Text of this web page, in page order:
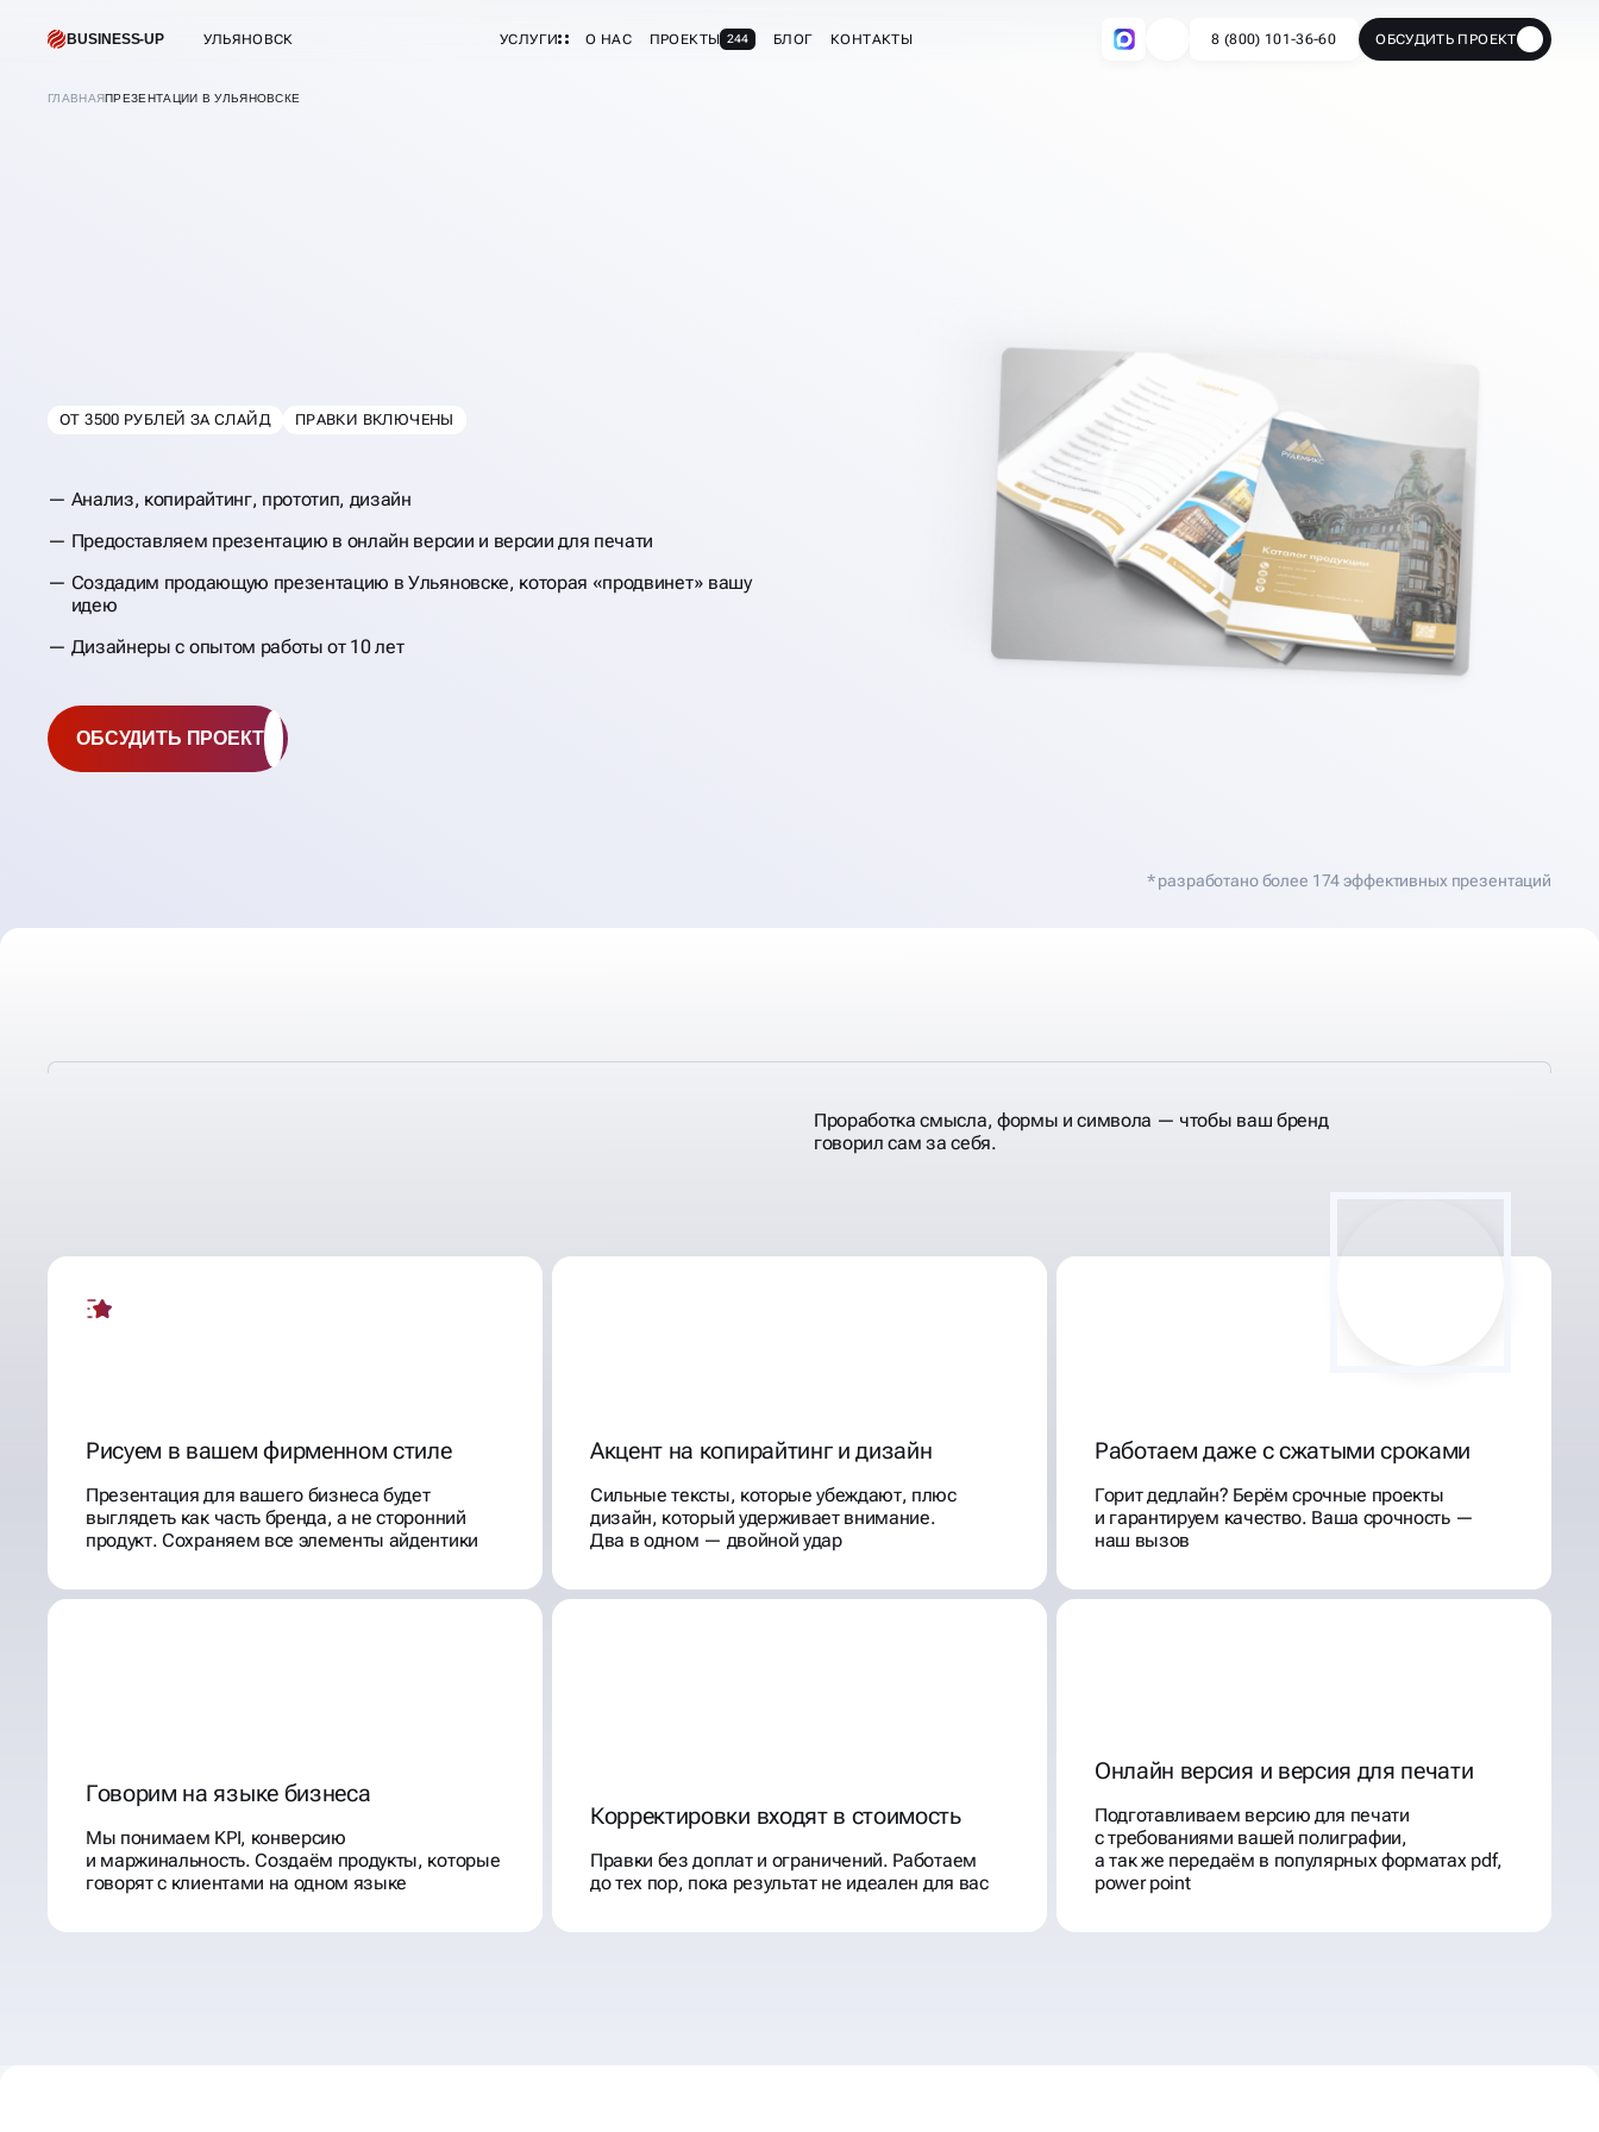
BUSINESS-UP УЛЬЯНОВСК УСЛУГИ О НАС ПРОЕКТЫ 244 БЛОГ КОНТАКТЫ 8 (800) 101-36-60 ОБСУДИТЬ ПРОЕКТ
ГЛАВНАЯПРЕЗЕНТАЦИИ В УЛЬЯНОВСКЕ
РАЗРАБОТКА
ПРЕЗЕНТАЦИЙ ДЛЯ
ВУЛЬЯНОВСКЕ
ОТ 3500 РУБЛЕЙ ЗА СЛАЙД ПРАВКИ ВКЛЮЧЕНЫ
Анализ, копирайтинг, прототип, дизайн
Предоставляем презентацию в онлайн версии и версии для печати
Создадим продающую презентацию в Ульяновске, которая «продвинет» вашу
идею
Дизайнеры с опытом работы от 10 лет
ОБСУДИТЬ ПРОЕКТ
* разработано более 174 эффективных презентаций
Проработка смысла, формы и символа — чтобы ваш бренд
говорил сам за себя.
Рисуем в вашем фирменном стиле
Презентация для вашего бизнеса будет
выглядеть как часть бренда, а не сторонний
продукт. Сохраняем все элементы айдентики
Акцент на копирайтинг и дизайн
Сильные тексты, которые убеждают, плюс
дизайн, который удерживает внимание.
Два в одном — двойной удар
Работаем даже с сжатыми сроками
Горит дедлайн? Берём срочные проекты
и гарантируем качество. Ваша срочность —
наш вызов
Говорим на языке бизнеса
Мы понимаем KPI, конверсию
и маржинальность. Создаём продукты, которые
говорят с клиентами на одном языке
Корректировки входят в стоимость
Правки без доплат и ограничений. Работаем
до тех пор, пока результат не идеален для вас
Онлайн версия и версия для печати
Подготавливаем версию для печати
с требованиями вашей полиграфии,
а так же передаём в популярных форматах pdf,
power point